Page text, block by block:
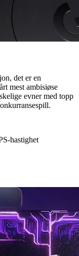
det er en
mest ambisiøse
evner med topp
hastighet